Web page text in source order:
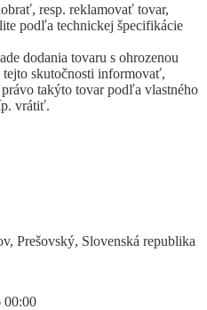
resp. reklamovať tovar,
podľa technickej špecifikácie
dodania tovaru s ohrozenou
skutočnosti informovať,
takýto tovar podľa vlastného
vrátiť.
Prešovský, Slovenská republika
00:00